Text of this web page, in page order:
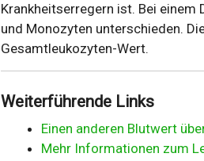
Krankheitserregern ist. Bei
und Monozyten unterschieden.
Gesamtleukozyten-Wert.
Weiterführende Links
Einen anderen Blutwert
Mehr Informationen zum